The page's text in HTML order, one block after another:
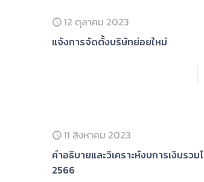
12 ตุลาคม 2023
แจ้งการจัดตั้งบริษัทย่อยใหม่
11 สิงหาคม 2023
คําอธิบายและวิเคราะห์งบการเงินรว
2566